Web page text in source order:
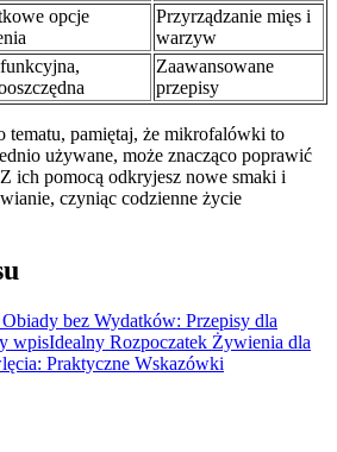
opcje
Przyrządzanie mięs i
warzyw
Zaawansowane
przepisy
tematu, pamiętaj, że mikrofalówki to
używane, może znacząco poprawić
ich pomocą odkryjesz nowe smaki i
czyniąc codzienne życie
Obiady bez Wydatków: Przepisy dla
wpisIdealny Rozpoczatek Żywienia dla
Praktyczne Wskazówki